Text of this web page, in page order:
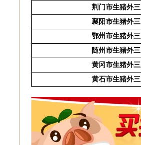
荆门市生猪外
襄阳市生猪外
鄂州市生猪外
随州市生猪外
黄冈市生猪外
黄石市生猪外